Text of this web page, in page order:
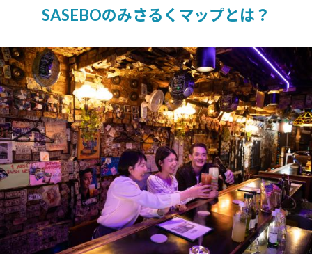
SASEBOのみさるくマップとは？